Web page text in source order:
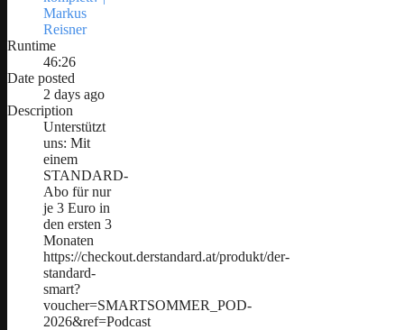
Markus
Reisner
Runtime
46:26
Date posted
2 days ago
Description
Unterstützt
uns: Mit
einem
STANDARD-
Abo für nur
je 3 Euro in
den ersten 3
Monaten
https://checkout.derstandard.at/produkt/der-
standard-
smart?
voucher=SMARTSOMMER_POD-
2026&ref=Podcast